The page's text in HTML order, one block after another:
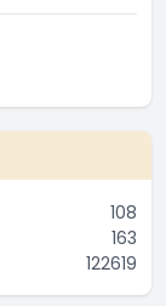
108
163
122619